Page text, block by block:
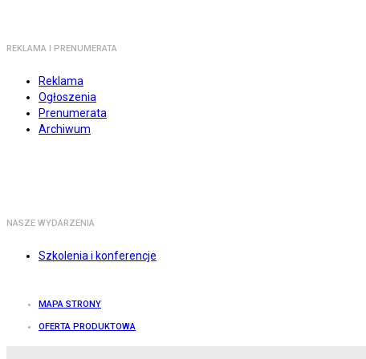
REKLAMA I PRENUMERATA
Reklama
Ogłoszenia
Prenumerata
Archiwum
NASZE WYDARZENIA
Szkolenia i konferencje
MAPA STRONY
OFERTA PRODUKTOWA